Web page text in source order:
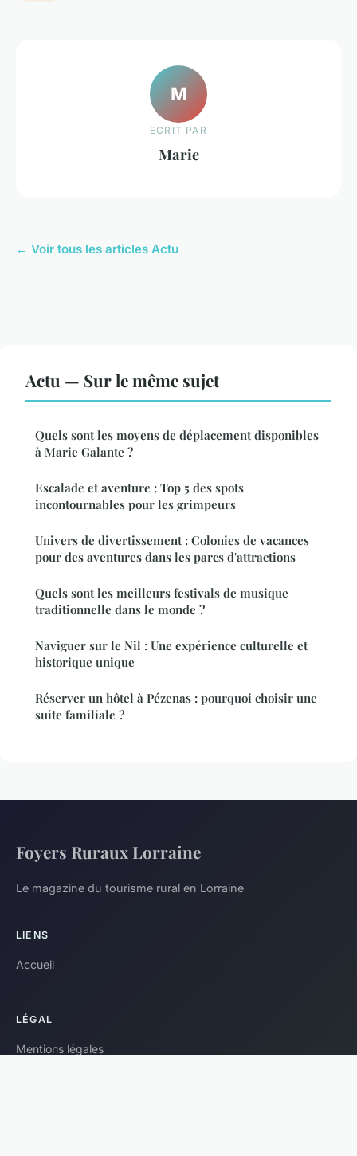
M
ECRIT PAR
Marie
← Voir tous les articles Actu
Actu — Sur le même sujet
Quels sont les moyens de déplacement disponibles
à Marie Galante ?
Escalade et aventure : Top 5 des spots
incontournables pour les grimpeurs
Univers de divertissement : Colonies de vacances
pour des aventures dans les parcs d'attractions
Quels sont les meilleurs festivals de musique
traditionnelle dans le monde ?
Naviguer sur le Nil : Une expérience culturelle et
historique unique
Réserver un hôtel à Pézenas : pourquoi choisir une
suite familiale ?
Foyers Ruraux Lorraine
Le magazine du tourisme rural en Lorraine
LIENS
Accueil
LÉGAL
Mentions légales